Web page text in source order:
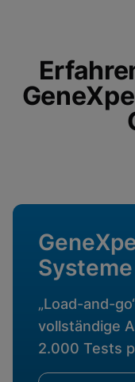
Systeme
„Load-and-
vollständige
2.000 Tests